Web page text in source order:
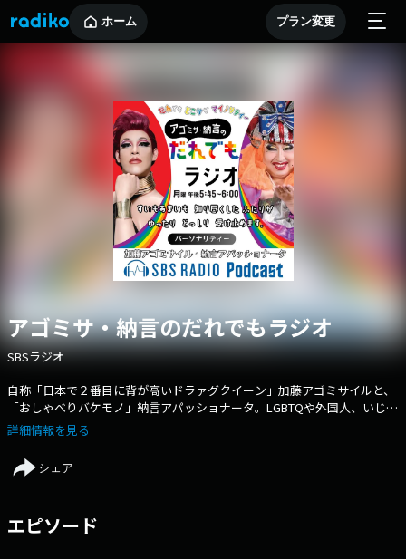
ホーム プラン変更
アゴミサ・納言のだれでもラジオ
SBSラジオ
自称「日本で２番目に背が高いドラァグクイーン」加藤アゴミサイルと、
「おしゃべりバケモノ」納言アパッショナータ。LGBTQや外国人、いじめ
やひとり親家庭など、それぞれの立場のマイノリティーである人々が悩み
を抱えて生きている時代の声を、ふたりのドラァグクイーンが優しく楽し
く受けとめます。この「だれでもラジオ」は、ドラァグクイーンとしての
世界も発信もしていきますが、世の中のマイノリティである二人が、ＬＧ
詳細情報を見る
シェア
エピソード